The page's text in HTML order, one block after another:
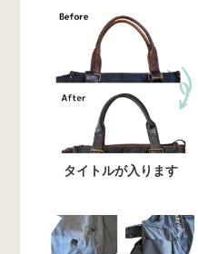
タイトルが入ります